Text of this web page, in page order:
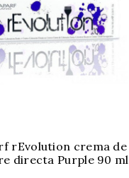
rEvolution crema de
directa Purple 90 ml